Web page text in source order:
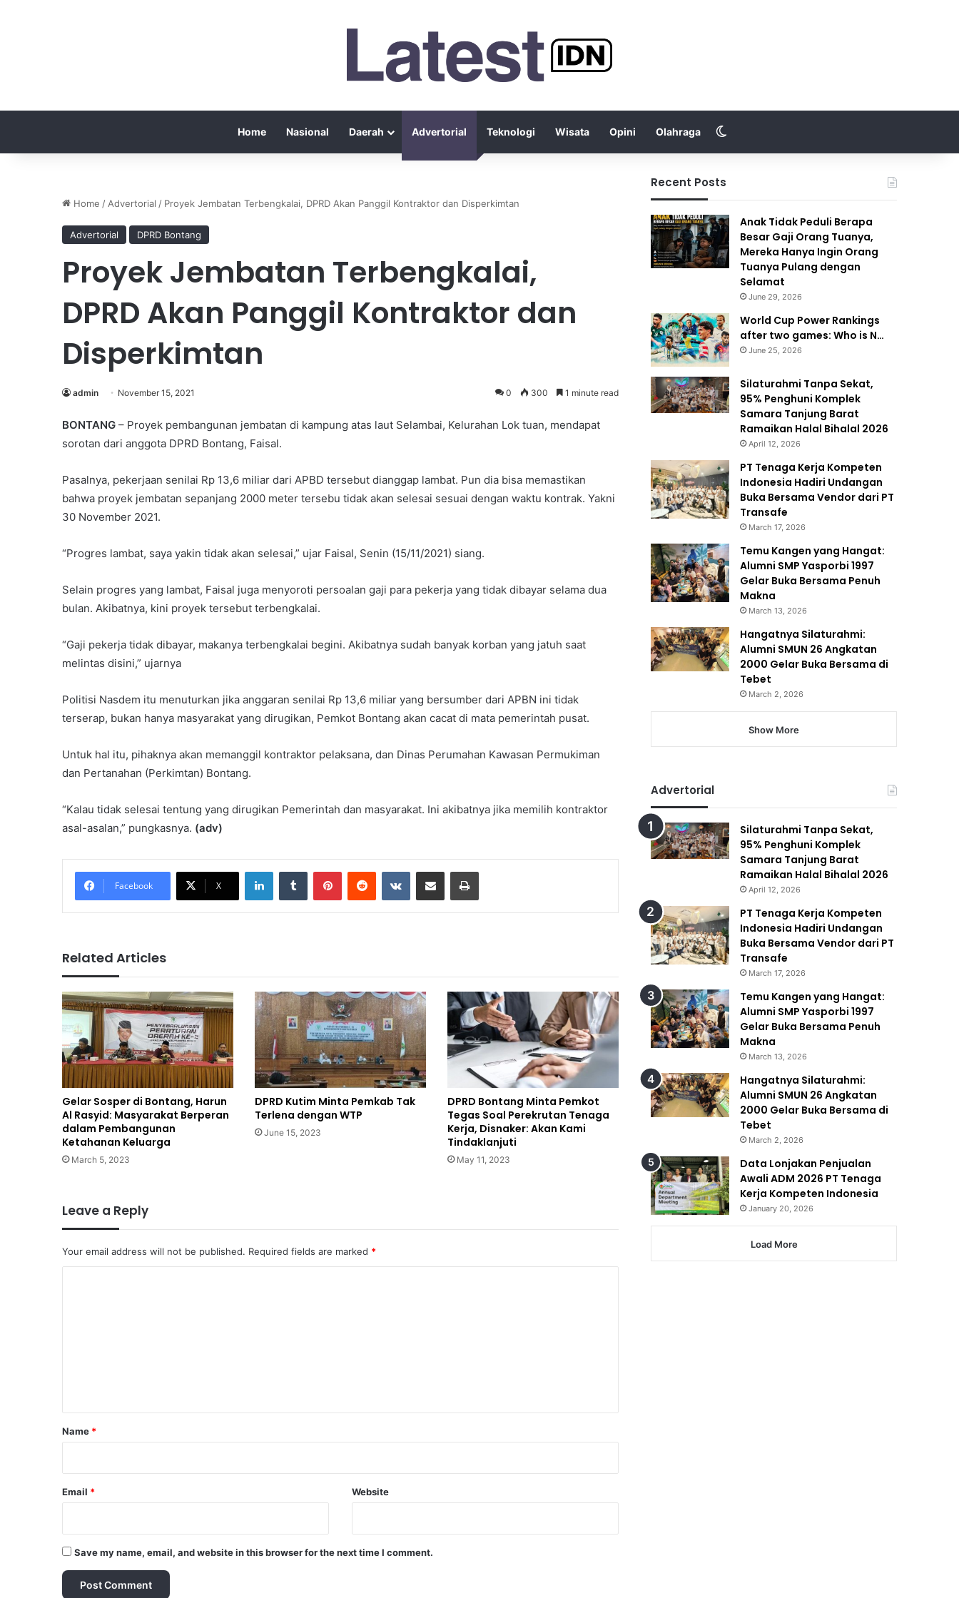
Home Nasional Daerah Advertorial Teknologi Wisata Opini Olahraga Switch skin
Home / Advertorial / Proyek Jembatan Terbengkalai, DPRD Akan Panggil Kontraktor dan Disperkimtan
Advertorial DPRD Bontang
Proyek Jembatan Terbengkalai,
DPRD Akan Panggil Kontraktor dan
Disperkimtan
admin November 15, 2021 0 300 1 minute read
BONTANG – Proyek pembangunan jembatan di kampung atas laut Selambai, Kelurahan Lok tuan, mendapat
sorotan dari anggota DPRD Bontang, Faisal.
Pasalnya, pekerjaan senilai Rp 13,6 miliar dari APBD tersebut dianggap lambat. Pun dia bisa memastikan
bahwa proyek jembatan sepanjang 2000 meter tersebu tidak akan selesai sesuai dengan waktu kontrak. Yakni
30 November 2021.
“Progres lambat, saya yakin tidak akan selesai,” ujar Faisal, Senin (15/11/2021) siang.
Selain progres yang lambat, Faisal juga menyoroti persoalan gaji para pekerja yang tidak dibayar selama dua
bulan. Akibatnya, kini proyek tersebut terbengkalai.
“Gaji pekerja tidak dibayar, makanya terbengkalai begini. Akibatnya sudah banyak korban yang jatuh saat
melintas disini,” ujarnya
Politisi Nasdem itu menuturkan jika anggaran senilai Rp 13,6 miliar yang bersumber dari APBN ini tidak
terserap, bukan hanya masyarakat yang dirugikan, Pemkot Bontang akan cacat di mata pemerintah pusat.
Untuk hal itu, pihaknya akan memanggil kontraktor pelaksana, dan Dinas Perumahan Kawasan Permukiman
dan Pertanahan (Perkimtan) Bontang.
“Kalau tidak selesai tentung yang dirugikan Pemerintah dan masyarakat. Ini akibatnya jika memilih kontraktor
asal-asalan,” pungkasnya. (adv)
Facebook X
LinkedInTumblr PinterestReddit VKontakteShare via Email Print
Related Articles
Gelar Sosper di Bontang, Harun
Al Rasyid: Masyarakat Berperan
dalam Pembangunan
Ketahanan Keluarga
March 5, 2023
DPRD Kutim Minta Pemkab Tak
Terlena dengan WTP
June 15, 2023
DPRD Bontang Minta Pemkot
Tegas Soal Perekrutan Tenaga
Kerja, Disnaker: Akan Kami
Tindaklanjuti
May 11, 2023
Leave a Reply
Your email address will not be published. Required fields are marked *
*
Name *
Email * Website
Save my name, email, and website in this browser for the next time I comment.
Recent Posts
Anak Tidak Peduli Berapa
Besar Gaji Orang Tuanya,
Mereka Hanya Ingin Orang
Tuanya Pulang dengan
Selamat
June 29, 2026
World Cup Power Rankings
after two games: Who is N…
June 25, 2026
Silaturahmi Tanpa Sekat,
95% Penghuni Komplek
Samara Tanjung Barat
Ramaikan Halal Bihalal 2026
April 12, 2026
PT Tenaga Kerja Kompeten
Indonesia Hadiri Undangan
Buka Bersama Vendor dari PT
Transafe
March 17, 2026
Temu Kangen yang Hangat:
Alumni SMP Yasporbi 1997
Gelar Buka Bersama Penuh
Makna
March 13, 2026
Hangatnya Silaturahmi:
Alumni SMUN 26 Angkatan
2000 Gelar Buka Bersama di
Tebet
March 2, 2026
Show More
Advertorial
Silaturahmi Tanpa Sekat,
95% Penghuni Komplek
Samara Tanjung Barat
Ramaikan Halal Bihalal 2026
April 12, 2026
PT Tenaga Kerja Kompeten
Indonesia Hadiri Undangan
Buka Bersama Vendor dari PT
Transafe
March 17, 2026
Temu Kangen yang Hangat:
Alumni SMP Yasporbi 1997
Gelar Buka Bersama Penuh
Makna
March 13, 2026
Hangatnya Silaturahmi:
Alumni SMUN 26 Angkatan
2000 Gelar Buka Bersama di
Tebet
March 2, 2026
Data Lonjakan Penjualan
Awali ADM 2026 PT Tenaga
Kerja Kompeten Indonesia
January 20, 2026
Load More